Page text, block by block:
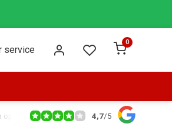
service
0
16:00 dezelfde dag verzonden via PostNL
4,7/5